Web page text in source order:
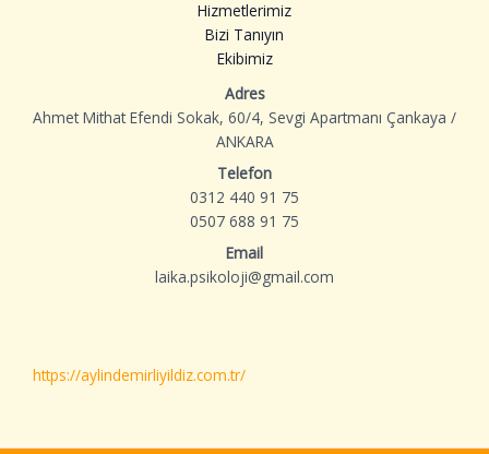
Hizmetlerimiz
Bizi Tanıyın
Ekibimiz
Adres
Ahmet Mithat Efendi Sokak, 60/4, Sevgi Apartmanı Çankaya /
ANKARA
Telefon
0312 440 91 75
0507 688 91 75
Email
laika.psikoloji@gmail.com
https://aylindemirliyildiz.com.tr/